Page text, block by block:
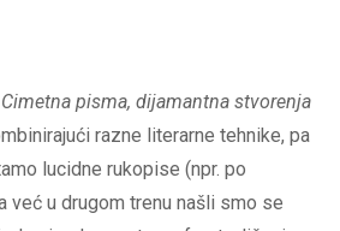
Cimetna pisma, dijamantna stvorenja
razne literarne tehnike, pa
lucidne rukopise (npr. po
već u drugom trenu našli smo se